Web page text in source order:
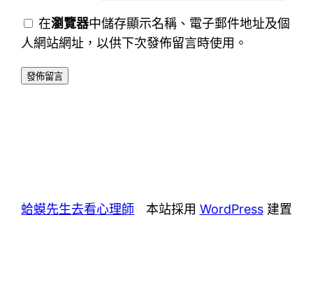
在瀏覽器中儲存顯示名稱、電子郵件地址及個
人網站網址，以供下次發佈留言時使用。
蛤蟆先生去看心理師 本站採用 WordPress建置